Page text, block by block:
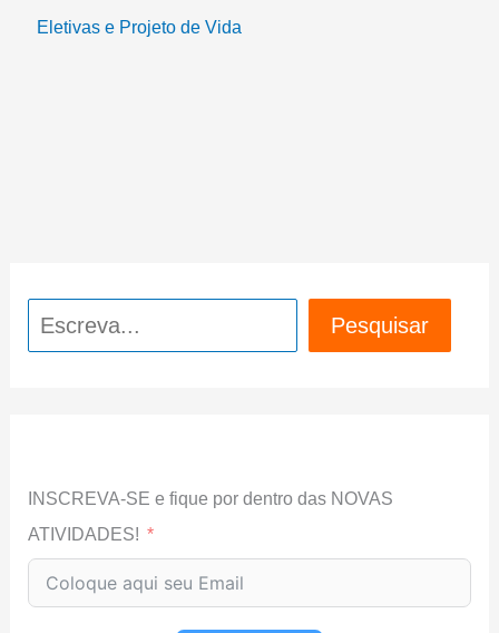
Eletivas e Projeto de Vida
Pesquisar Pesquisar
INSCREVA-SE e fique por dentro das NOVAS
ATIVIDADES!